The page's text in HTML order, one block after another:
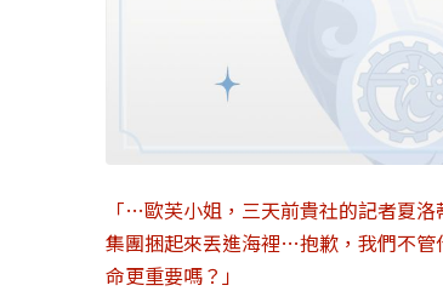
「…歐芙小姐，三天前貴社的記者夏
集團捆起來丟進海裡…抱歉，我們不管
命更重要嗎？」